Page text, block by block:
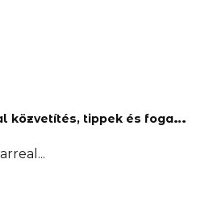
G
alatasaray–Villarreal közvetítés, tippek és fogadás